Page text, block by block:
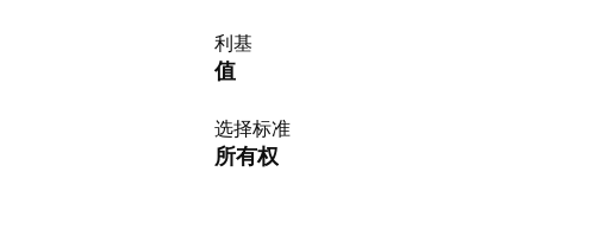
利基
值
选择标准
所有权